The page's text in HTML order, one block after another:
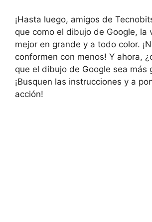
¡Hasta luego, amigos de
que‌ como el dibujo de Google, ⁣la
mejor ‍en grande ⁣y a todo color.
conformen con menos! Y ahora,
que el dibujo de Google sea más
¡Busquen las ⁢instrucciones y a
acción!